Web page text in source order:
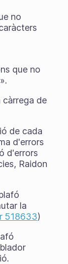
no
que no
càrrega de
de cada
d'errors
d'errors
Raidon
la
518633)